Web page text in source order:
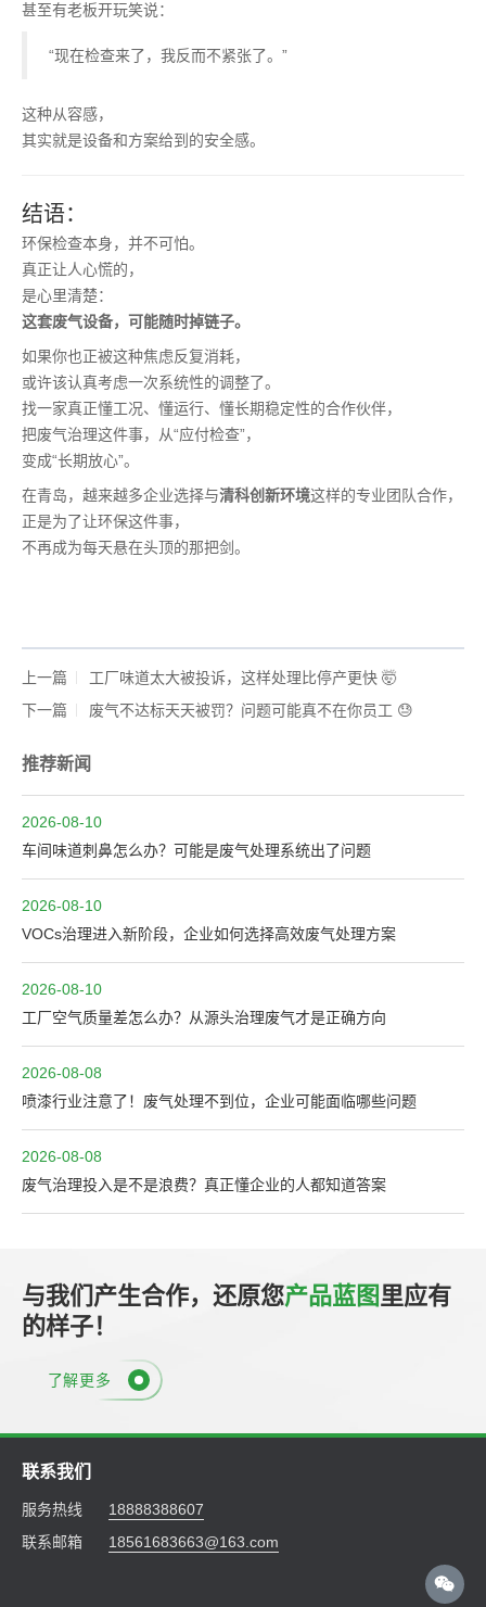
甚至有老板开玩笑说：
“现在检查来了，我反而不紧张了。”
这种从容感，
其实就是设备和方案给到的安全感。
结语：
环保检查本身，并不可怕。
真正让人心慌的，
是心里清楚：
这套废气设备，可能随时掉链子。
如果你也正被这种焦虑反复消耗，
或许该认真考虑一次系统性的调整了。
找一家真正懂工况、懂运行、懂长期稳定性的合作伙伴，
把废气治理这件事，从“应付检查”，
变成“长期放心”。
在青岛，越来越多企业选择与清科创新环境这样的专业团队合作，
正是为了让环保这件事，
不再成为每天悬在头顶的那把剑。
上一篇
工厂味道太大被投诉，这样处理比停产更快 🤯
下一篇
废气不达标天天被罚？问题可能真不在你员工 😓
推荐新闻
2026-08-10
车间味道刺鼻怎么办？可能是废气处理系统出了问题
2026-08-10
VOCs治理进入新阶段，企业如何选择高效废气处理方案
2026-08-10
工厂空气质量差怎么办？从源头治理废气才是正确方向
2026-08-08
喷漆行业注意了！废气处理不到位，企业可能面临哪些问题
2026-08-08
废气治理投入是不是浪费？真正懂企业的人都知道答案
与我们产生合作，还原您产品蓝图里应有
的样子！
了解更多
联系我们
服务热线
18888388607
联系邮箱
18561683663@163.com